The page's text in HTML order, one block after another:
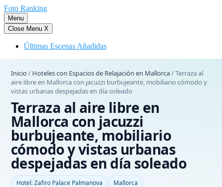
Saltar
al
contenido
Foto Ranking
Menu
Close Menu X
Últimas Escenas Añadidas
Inicio / Hoteles con Espacios de Relajación en Mallorca/Terraza al
aire libre en Mallorca con jacuzzi burbujeante, mobiliario cómodo y
vistas urbanas despejadas en día soleado
Terraza al aire libre en
Mallorca con jacuzzi
burbujeante, mobiliario
cómodo y vistas urbanas
despejadas en día soleado
Hotel: Zafiro Palace Palmanova Mallorca